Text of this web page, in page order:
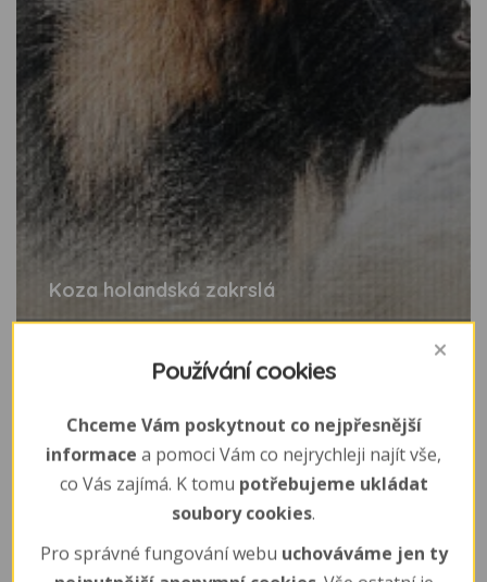
Koza holandská zakrslá
Používání cookies
Chceme Vám poskytnout co nejpřesnější
informace a pomoci Vám co nejrychleji najít vše,
co Vás zajímá. K tomu potřebujeme ukládat
soubory cookies.
Pro správné fungování webu uchováváme jen ty